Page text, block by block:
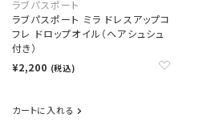
ラブパスポート
ラブパスポート ミラ ドレスアップコ
フレ ドロップオイル（ヘアシュシュ
付き）
¥2,200 (税込)
カートに入れる